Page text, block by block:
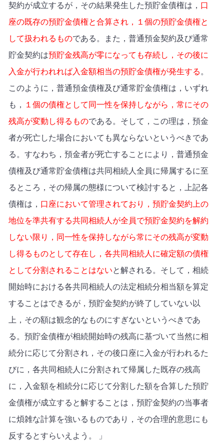
契約が成立するが，その結果発生した預貯金債権は， 口
座の既存の預貯金債権と合算され，１個の預貯金債権と
して扱われるものである。また，普通預金契約及び通常
貯金契約は預貯金残高が零になっても存続し，その後に
入金が行われれば入金額相当の預貯金債権が発生する 。
このように，普通預金債権及び通常貯金債権は，いずれ
も，
１個の債権として同一性を保持しながら，常にその
残高が変動し得るものである。そして，この理は，預金
者が死亡した場合においても異ならないというべきであ
る。すなわち，預金者が死亡することにより，普通預金
債権及び通常貯金債権は共同相続人全員に帰属するに至
るところ，その帰属の態様について検討すると，上記各
債権は， 口座において管理されており，預貯金契約上の
地位を準共有する共同相続人が全員で預貯金契約を解約
しない限り，同一性を保持しながら常にその残高が変動
し得るものとして存在し，各共同相続人に確定額の債権
として分割されることはないと解される。そして，相続
開始時における各共同相続人の法定相続分相当額を算定
することはできるが，預貯金契約が終了していない以
上，その額は観念的なものにすぎないというべきであ
る。預貯金債権が相続開始時の残高に基づいて当然に相
続分に応じて分割され，その後口座に入金が行われるた
びに，各共同相続人に分割されて帰属した既存の残高
に，入金額を相続分に応じて分割した額を合算した預貯
金債権が成立すると解することは，預貯金契約の当事者
に煩雑な計算を強いるものであり，その合理的意思にも
反するとすらいえよう。 」